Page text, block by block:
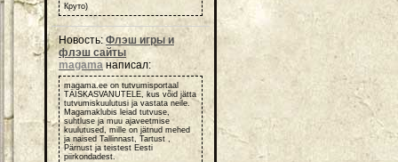
Круто)
Новость:Флэш игры и
флэш сайты
magama написал:
magama.ee on tutvumisportaal
TÄISKASVANUTELE, kus võid jätta
tutvumiskuulutusi ja vastata neile.
Magamaklubis leiad tutvuse,
suhtluse ja muu ajaveetmise
kuulutused, mille on jätnud mehed
ja naised Tallinnast, Tartust ,
Pärnust ja teistest Eesti
piirkondadest.